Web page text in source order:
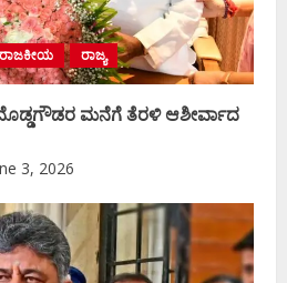
ರಾಜಕೀಯ ರಾಜ್ಯ
ಮನೆಗೆ ತೆರಳಿ ಆಶೀರ್ವಾದ
3, 2026